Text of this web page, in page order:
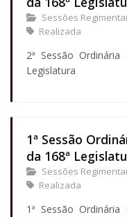
Sessões
Realizada
2ª Sessão
Legislatura
1ª Sessão
da 168ª
Sessões
Realizada
1ª Sessão